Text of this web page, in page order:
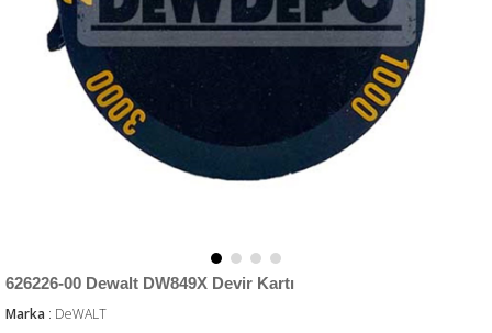
626226-00 Dewalt DW849X Devir Kartı
Marka : DeWALT